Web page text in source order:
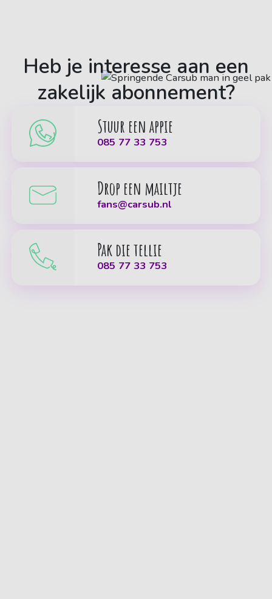
Heb je interesse aan een
zakelijk abonnement?
Stuur een appie
085 77 33 753
Drop een mailtje
fans@carsub.nl
Pak die tellie
085 77 33 753